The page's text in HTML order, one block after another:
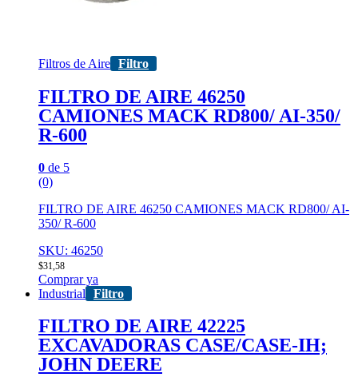
Filtros de Aire Filtro
FILTRO DE AIRE 46250
CAMIONES MACK RD800/ AI-350/
R-600
0 de 5
(0)
FILTRO DE AIRE 46250 CAMIONES MACK RD800/ AI-
350/ R-600
SKU: 46250
$31,58
Comprar ya
Industrial
Filtro
FILTRO DE AIRE 42225
EXCAVADORAS CASE/CASE-IH;
JOHN DEERE